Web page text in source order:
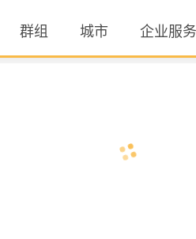
群组 城市 企业服务